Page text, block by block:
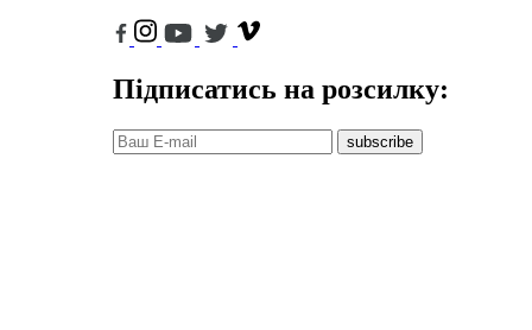
Підписатись на розсилку:
subscribe